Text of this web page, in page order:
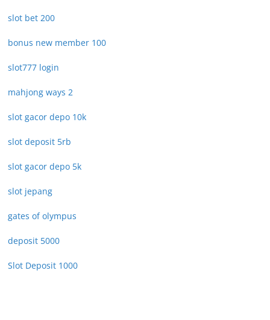
slot bet 200
bonus new member 100
slot777 login
mahjong ways 2
slot gacor depo 10k
slot deposit 5rb
slot gacor depo 5k
slot jepang
gates of olympus
deposit 5000
Slot Deposit 1000